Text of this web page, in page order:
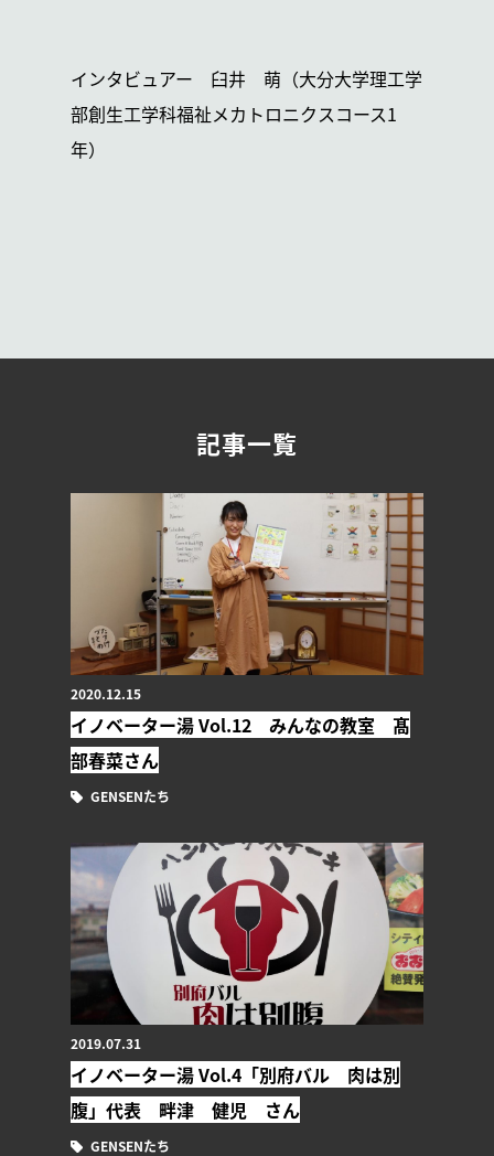
インタビュアー 臼井 萌（大分大学理工学
部創生工学科福祉メカトロニクスコース1
年）
記事一覧
2020.12.15
イノベーター湯 Vol.12 みんなの教室 髙
部春菜さん
GENSENたち
2019.07.31
イノベーター湯 Vol.4「別府バル 肉は別
腹」代表 畔津 健児 さん
GENSENたち